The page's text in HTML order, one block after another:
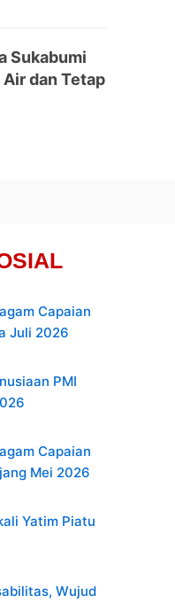
Sukabumi
dan Tetap
Capaian
Juli 2026
PMI
Capaian
Mei 2026
Yatim Piatu
Wujud